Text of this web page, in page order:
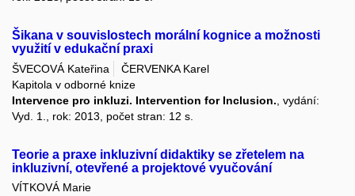
Šikana v souvislostech morální kognice a možnosti
využití v edukační praxi
ŠVECOVÁ Kateřina
ČERVENKA Karel
Kapitola v odborné knize
Intervence pro inkluzi. Intervention for Inclusion. , vydání:
Vyd. 1., rok: 2013, počet stran: 12 s.
Teorie a praxe inkluzivní didaktiky se zřetelem na
inkluzivní, otevřené a projektové vyučování
VÍTKOVÁ Marie